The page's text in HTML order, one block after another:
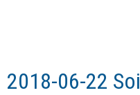
2018-06-22